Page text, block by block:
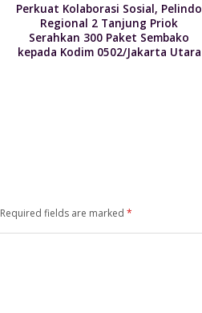
Perkuat Kolaborasi Sosial, Pelindo
Regional 2 Tanjung Priok
Serahkan 300 Paket Sembako
kepada Kodim 0502/Jakarta Utara
Required fields are marked *